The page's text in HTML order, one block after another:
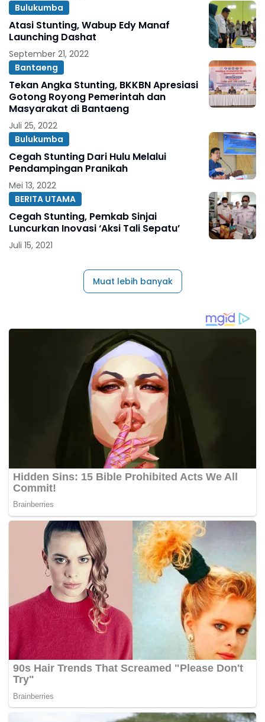
Bulukumba
Atasi Stunting, Wabup Edy Manaf
Launching Dashat
September 21, 2022
Bantaeng
Tekan Angka Stunting, BKKBN Apresiasi
Gotong Royong Pemerintah dan
Masyarakat di Bantaeng
Juli 25, 2022
Bulukumba
Cegah Stunting Dari Hulu Melalui
Pendampingan Pranikah
Mei 13, 2022
BERITA UTAMA
Cegah Stunting, Pemkab Sinjai
Luncurkan Inovasi ‘Aksi Tali Sepatu’
Juli 15, 2021
Muat lebih banyak